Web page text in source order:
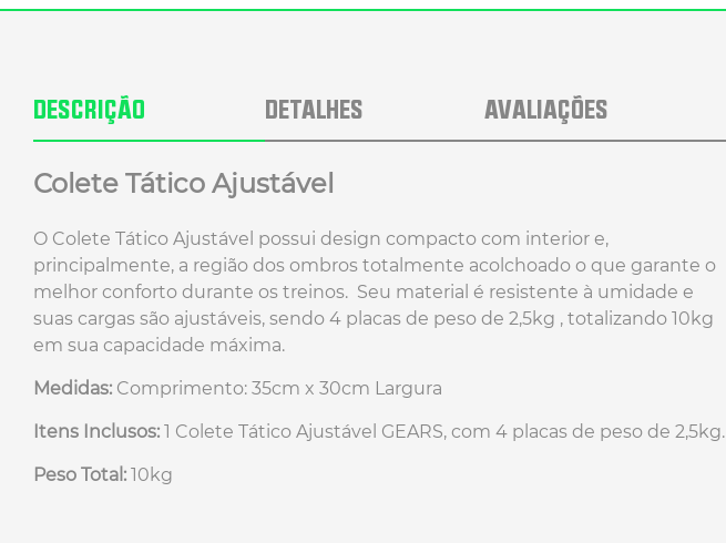
DESCRIÇÃO DETALHES AVALIAÇÕES
Colete Tático Ajustável
O Colete Tático Ajustável possui design compacto com interior e,
principalmente, a região dos ombros totalmente acolchoado o que garante o
melhor conforto durante os treinos. Seu material é resistente à umidade e
suas cargas são ajustáveis, sendo 4 placas de peso de 2,5kg , totalizando 10kg
em sua capacidade máxima.
Medidas: Comprimento: 35cm x 30cm Largura
Itens Inclusos: 1 Colete Tático Ajustável GEARS, com 4 placas de peso de 2,5kg.
Peso Total: 10kg